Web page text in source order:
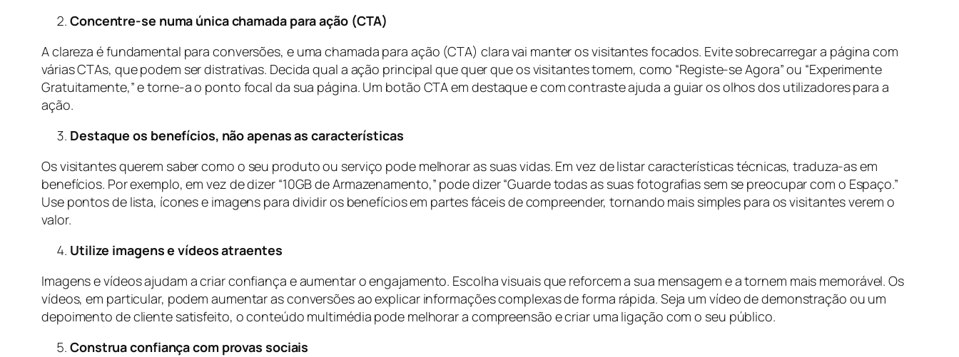
Concentre-se numa única chamada para ação (CTA)
A clareza é fundamental para conversões, e uma chamada para ação (CTA) clara vai manter os visitantes focados. Evite sobrecarregar a página com
várias CTAs, que podem ser distrativas. Decida qual a ação principal que quer que os visitantes tomem, como “Registe-se Agora” ou “Experimente
Gratuitamente,” e torne-a o ponto focal da sua página. Um botão CTA em destaque e com contraste ajuda a guiar os olhos dos utilizadores para a
ação.
Destaque os benefícios, não apenas as características
Os visitantes querem saber como o seu produto ou serviço pode melhorar as suas vidas. Em vez de listar características técnicas, traduza-as em
benefícios. Por exemplo, em vez de dizer “10GB de Armazenamento,” pode dizer “Guarde todas as suas fotografias sem se preocupar com o Espaço.”
Use pontos de lista, ícones e imagens para dividir os benefícios em partes fáceis de compreender, tornando mais simples para os visitantes verem o
valor.
Utilize imagens e vídeos atraentes
Imagens e vídeos ajudam a criar confiança e aumentar o engajamento. Escolha visuais que reforcem a sua mensagem e a tornem mais memorável. Os
vídeos, em particular, podem aumentar as conversões ao explicar informações complexas de forma rápida. Seja um vídeo de demonstração ou um
depoimento de cliente satisfeito, o conteúdo multimédia pode melhorar a compreensão e criar uma ligação com o seu público.
Construa confiança com provas sociais